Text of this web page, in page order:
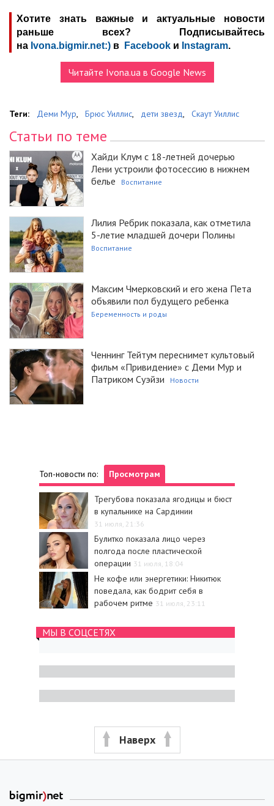
Хотите знать важные и актуальные новости
раньше всех? Подписывайтесь
на Ivona.bigmir.net:) в Facebook и Instagram.
Читайте Ivona.ua в Google News
Теги: Деми Мур, Брюс Уиллис, дети звезд, Скаут Уиллис
Статьи по теме
Хайди Клум с 18-летней дочерью
Лени устроили фотосессию в нижнем
белье
Воспитание
Лилия Ребрик показала, как отметила
5-летие младшей дочери Полины
Воспитание
Максим Чмерковский и его жена Пета
объявили пол будущего ребенка
Беременность и роды
Ченнинг Тейтум переснимет культовый
фильм «Привидение» с Деми Мур и
Патриком Суэйзи
Новости
Топ-новости по: Просмотрам
Трегубова показала ягодицы и бюст
в купальнике на Сардинии
31 июля, 21:36
Булитко показала лицо через
полгода после пластической
операции 31 июля, 18:04
Не кофе или энергетики: Никитюк
поведала, как бодрит себя в
рабочем ритме 31 июля, 23:11
МЫ В СОЦСЕТЯХ
Наверх